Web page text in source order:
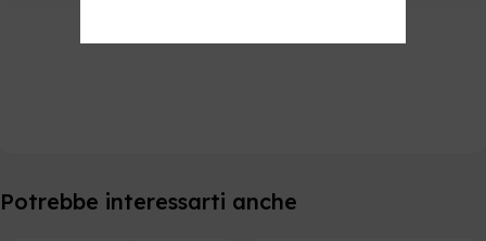
Potrebbe interessarti anche